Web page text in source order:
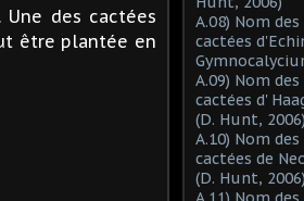
des cactées
être plantée en
A.08) Nom
cactées
A.09) Nom
cactées d'
(D. Hunt, 2006)
A.10) Nom
cactées de
(D. Hunt, 2006)